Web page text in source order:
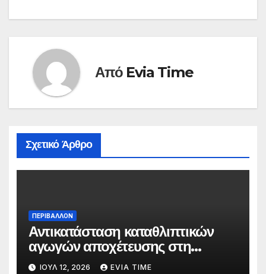
Από Evia Time
Σχετικό Άρθρο
ΠΕΡΙΒΑΛΛΟΝ
Αντικατάσταση καταθλιπτικών
αγωγών αποχέτευσης στη
Χαλκίδα τον Αύγουστο
ΙΟΎΛ 12, 2026 EVIA TIME